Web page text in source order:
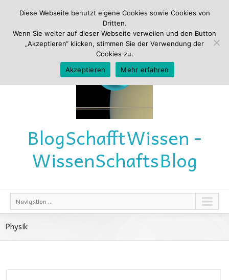
BlogSchafftWissen -
WissenSchaftsBlog
Navigation ...
Physik
Diese Webseite benutzt eigene Cookies sowie Cookies von
Dritten.
Wenn Sie weiter auf dieser Webseite verweilen und den Button
„Akzeptieren“ klicken, stimmen Sie der Verwendung der
Cookies zu.
Akzeptieren
Mehr erfahren